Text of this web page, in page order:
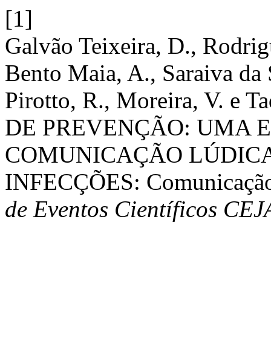
[1]
Galvão Teixeira, D.,
Bento Maia, A., Saraiva
Pirotto, R., Moreira, V. e
DE PREVENÇÃO: UMA
COMUNICAÇÃO
INFECÇÕES:
de Eventos Científicos